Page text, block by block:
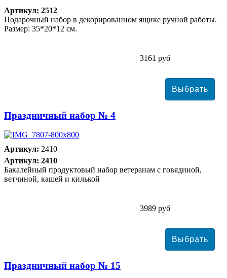
Артикул: 2512
Подарочный набор в декорированном ящике ручной работы.
Размер: 35*20*12 см.
3161 руб
Праздничный набор № 4
Артикул: 2410
Артикул: 2410
Бакалейный продуктовый набор ветеранам с говядиной,
ветчиной, кашей и килькой
3989 руб
Праздничный набор № 15